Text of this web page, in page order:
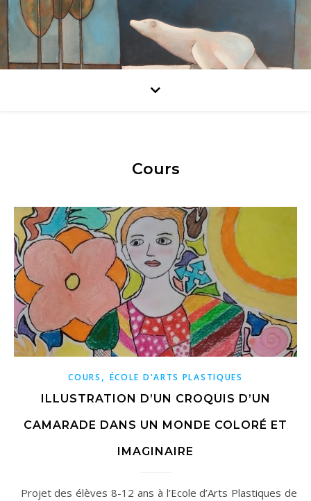
Cours
COURS , ÉCOLE D'ARTS PLASTIQUES
ILLUSTRATION D’UN CROQUIS D’UN
CAMARADE DANS UN MONDE COLORÉ ET
IMAGINAIRE
Projet des élèves 8-12 ans à l’Ecole d’Arts Plastiques de